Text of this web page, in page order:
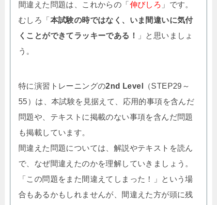
間違えた問題は、これからの「 伸びしろ 」です。
むしろ「 本試験の時ではなく、いま間違いに気付
くことができてラッキーである！
」と思いましょ
う。
特に演習トレーニングの2nd Level
（STEP29～
55）は、本試験を見据えて、応用的事項を含んだ
問題や、テキストに掲載のない事項を含んだ問題
も掲載しています。
間違えた問題については、解説やテキストを読ん
で、なぜ間違えたのかを理解していきましょう。
「この問題をまた間違えてしまった！」という場
合もあるかもしれませんが、間違えた方が頭に残